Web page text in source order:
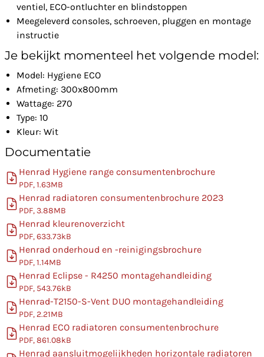
ventiel, ECO-ontluchter en blindstoppen
Meegeleverd consoles, schroeven, pluggen en montage
instructie
Je bekijkt momenteel het volgende model:
Model: Hygiene ECO
Afmeting: 300x800mm
Wattage: 270
Type: 10
Kleur: Wit
Documentatie
Henrad Hygiene range consumentenbrochure
PDF, 1.63MB
Henrad radiatoren consumentenbrochure 2023
PDF, 3.88MB
Henrad kleurenoverzicht
PDF, 633.73kB
Henrad onderhoud en -reinigingsbrochure
PDF, 1.14MB
Henrad Eclipse - R4250 montagehandleiding
PDF, 543.76kB
Henrad-T2150-S-Vent DUO montagehandleiding
PDF, 2.21MB
Henrad ECO radiatoren consumentenbrochure
PDF, 861.08kB
Henrad aansluitmogelijkheden horizontale radiatoren